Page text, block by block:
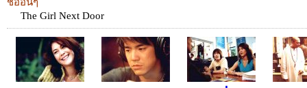
The Girl Next Door